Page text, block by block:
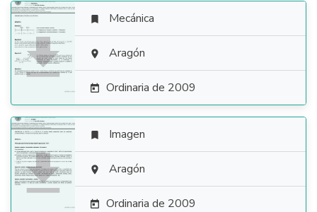

 Mecánica
 Aragón
 Ordinaria de 2009

 Imagen
 Aragón
 Ordinaria de 2009